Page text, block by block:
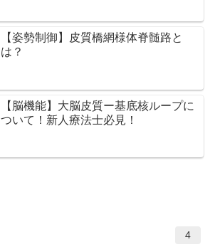
【姿勢制御】皮質橋網様体脊髄路と
は？
【脳機能】大脳皮質ー基底核ループに
ついて！新人療法士必見！
4